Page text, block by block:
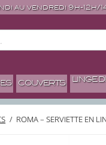
au vendredi 9h-12h/
COUVERTS LINGE
/ ROMA – SERVIETTE EN